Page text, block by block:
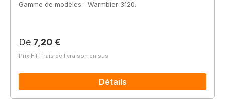
Gamme de modèles
Warmbier 3120.
Prix régulier :
De 7,20 €
Prix HT, frais de livraison en sus
Détails